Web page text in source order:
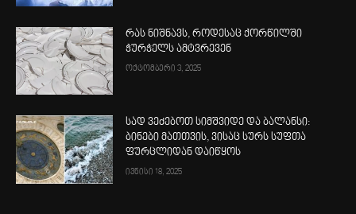
რას ნიშნავს, როდესაც ქორწილში
ჭურჭელს ამტვრევენ
ოქტომბერი 3, 2025
სად ვეძებოთ სიმშვიდე და ბალანსი:
ბინები მათთვის, ვისაც სურს სუფთა
ფურცლიდან დაიწყოს
ივნისი 18, 2025